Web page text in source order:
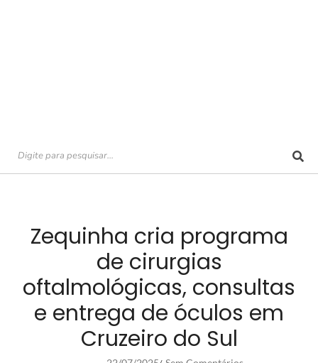
Zequinha cria programa
de cirurgias
oftalmológicas, consultas
e entrega de óculos em
Cruzeiro do Sul